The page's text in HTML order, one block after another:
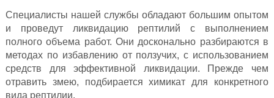
Специалисты нашей службы обладают большим опытом
и проведут ликвидацию рептилий с выполнением
полного объема работ. Они досконально разбираются в
методах по избавлению от ползучих, с использованием
средств для эффективной ликвидации. Прежде чем
отравить змею, подбирается химикат для конкретного
вида рептилии.